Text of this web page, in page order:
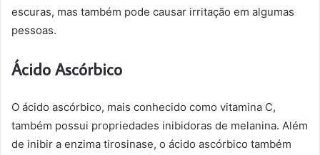
escuras, mas também pode causar irritação em algumas
pessoas.
Ácido Ascórbico
O ácido ascórbico, mais conhecido como vitamina C,
também possui propriedades inibidoras de melanina. Além
de inibir a enzima tirosinase, o ácido ascórbico também